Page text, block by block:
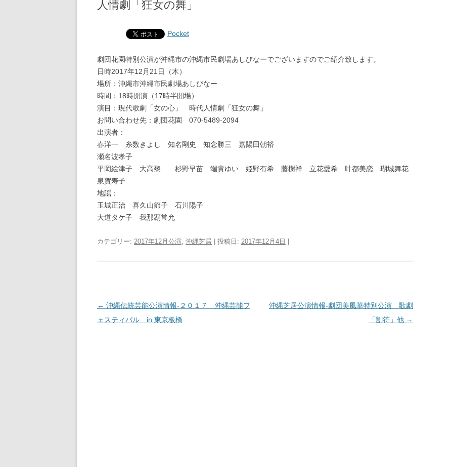
人情劇「狂女の舞」
Pocket
劇団花園特別公演が沖縄市の沖縄市民劇場あしびなーでございますのでご紹介致します。
日時2017年12月21日（木）
場所：沖縄市沖縄市民劇場あしびなー
時間：18時開演（17時半開場）
演目：現代歌劇「女の心」 時代人情劇「狂女の舞」
お問い合わせ先：劇団花園 070-5489-2094
出演者：
春洋一 糸数きよし 知名剛史 知念勝三 嘉陽田朝裕
瀬名波孝子
平岡絵津子 大高黎 杉野早苗 端貴ゆい 姫野有希 藤樹祥 立花愛希 叶都美恋 瑚城舞花
泉賀寿子
地謡：
玉城正治 喜久山節子 石川陽子
大道タケ子 我那覇常允
カテゴリー: 2017年12月公演 沖縄芝居 | 投稿日: 2017年12月4日
投
稿
← 沖縄伝統芸能公演情報‐２０１７ 沖縄芸能フ
ェスティバル in 東京板橋
沖縄芝居公演情報‐劇団美風華特別公演 歌劇
「割符」他 →